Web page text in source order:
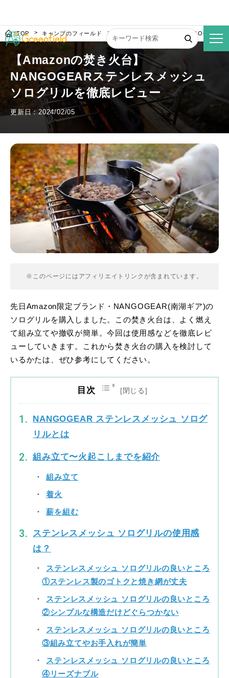
TOP キャンプのフィールド 【Amazonの焚き火台】NANGOGEAR
【Amazonの焚き火台】
NANGOGEARステンレスメッシュ
ソログリルを徹底レビュー
更新日：2024/02/05
※このページにはアフィリエイトリンクが含まれています。
先日Amazon限定ブランド・NANGOGEAR(南湖ギア)の
ソログリルを購入しました。この焚き火台は、よく燃え
て組み立てや撤収が簡単。今回は使用感などを徹底レビ
ューしていきます。これから焚き火台の購入を検討して
いるかたは、ぜひ参考にしてください。
目次
NANGOGEAR ステンレスメッシュ ソログ
リルとは
組み立て〜火起こしまでを紹介
組み立て
着火
薪を組む
ステンレスメッシュ ソログリルの使用感
は？
ステンレスメッシュ ソログリルの良いところ
①ステンレス製のゴトクと焼き網が丈夫
ステンレスメッシュ ソログリルの良いところ
②シンプルな構造だけどぐらつかない
ステンレスメッシュ ソログリルの良いところ
③組み立てやお手入れが簡単
ステンレスメッシュ ソログリルの良いところ
④リーズナブル